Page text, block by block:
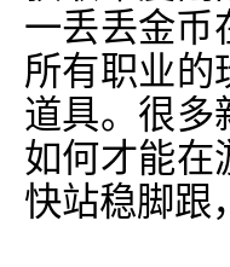
一丢丢金币
所有职业的
道具。很多
如何才能在
快站稳脚跟